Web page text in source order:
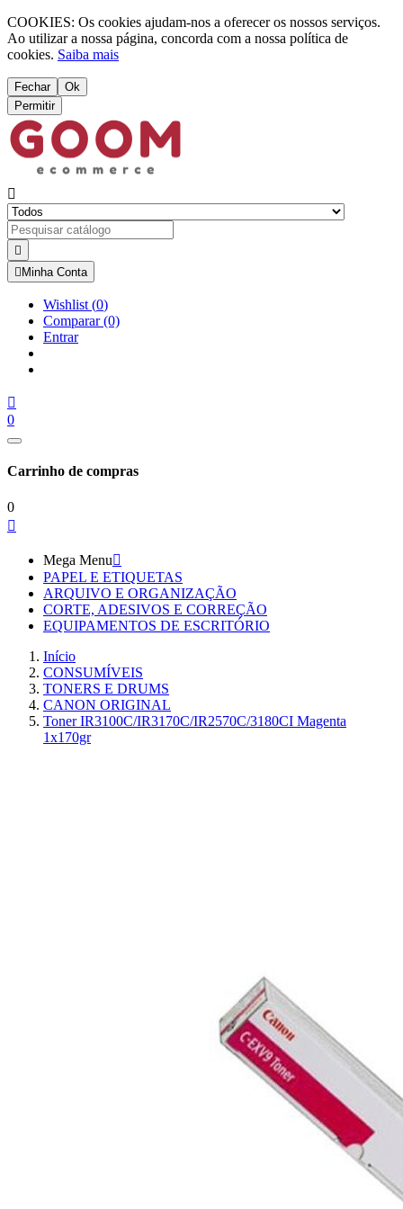
COOKIES: Os cookies ajudam-nos a oferecer os nossos serviços.
Ao utilizar a nossa página, concorda com a nossa política de
cookies. Saiba mais
Fechar
Ok
Permitir


 Minha Conta
Wishlist (0)
Comparar(0)
Entrar

0
Carrinho de compras
0

Mega Menu
PAPEL E ETIQUETAS
ARQUIVO E ORGANIZAÇÃO
CORTE, ADESIVOS E CORREÇÃO
EQUIPAMENTOS DE ESCRITÓRIO
Início
CONSUMÍVEIS
TONERS E DRUMS
CANON ORIGINAL
Toner IR3100C/IR3170C/IR2570C/3180CI Magenta
1x170gr